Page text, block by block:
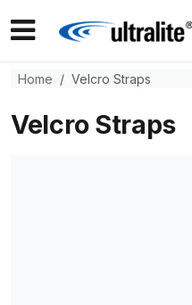
Home Velcro Straps
Velcro Straps